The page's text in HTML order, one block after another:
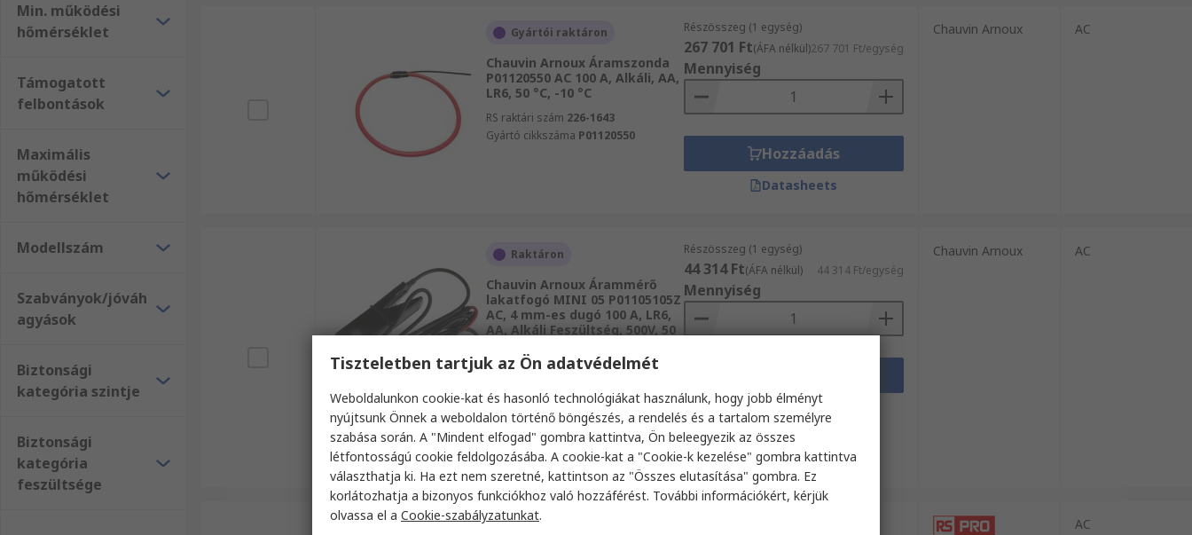
Min. működési
hőmérséklet
Támogatott
felbontások
Maximális
működési
hőmérséklet
Modellszám
Szabványok/jóváh
agyások
Biztonsági
kategória szintje
Biztonsági
kategória
feszültsége
Gyártói raktáron
Chauvin Arnoux Áramszonda
P01120550 AC 100 A, Alkáli, AA,
LR6, 50 °C, -10 °C
RS raktári szám 226-1643
Gyártó cikkszáma P01120550
Részösszeg (1 egység)
267 701 Ft(ÁFA nélkül)267 701 Ft/egység
Mennyiség
Hozzáadás
Datasheets
Chauvin Arnoux AC
Raktáron
Chauvin Arnoux Árammérő
lakatfogó MINI 05 P01105105Z
AC, 4 mm-es dugó 100 A, LR6,
AA, Alkáli Feszültség, 500V, 50
RS raktári szám799-9027
Részösszeg (1 egység)
44 314 Ft(ÁFA nélkül) 44 314 Ft/egység
Mennyiség
Datasheets
Chauvin Arnoux AC
AC
Tiszteletben tartjuk az Ön adatvédelmét
Weboldalunkon cookie-kat és hasonló technológiákat használunk, hogy jobb élményt
nyújtsunk Önnek a weboldalon történő böngészés, a rendelés és a tartalom személyre
szabása során. A "Mindent elfogad" gombra kattintva, Ön beleegyezik az összes
létfontosságú cookie feldolgozásába. A cookie-kat a "Cookie-k kezelése" gombra kattintva
választhatja ki. Ha ezt nem szeretné, kattintson az "Összes elutasítása" gombra. Ez
korlátozhatja a bizonyos funkciókhoz való hozzáférést. További információkért, kérjük
olvassa el a Cookie-szabályzatunkat.